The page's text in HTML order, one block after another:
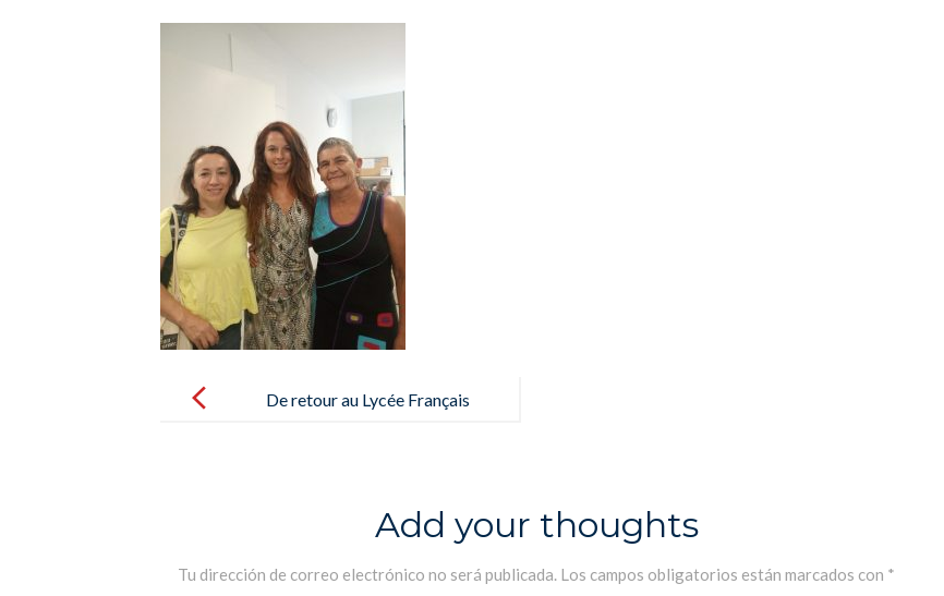
navigation
De retour au Lycée Français
International de Palma para el año
escolar 2021-2022
Add your thoughts
Tu dirección de correo electrónico no será publicada. Los campos obligatorios están marcados con *